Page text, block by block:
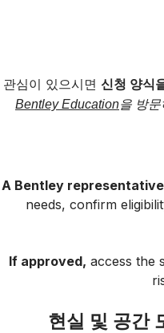
관심이 있으시면 신청 양식
Bentley Education을 방
A Bentley representative
needs, confirm
If approved, access the
현실 및 공간